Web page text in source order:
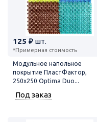
125 ₽ шт.
*Примерная стоимость
Модульное напольное
покрытие ПластФактор,
250x250 Optima Duo...
Под заказ